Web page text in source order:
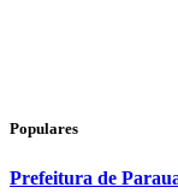
Populares
Prefeitura de